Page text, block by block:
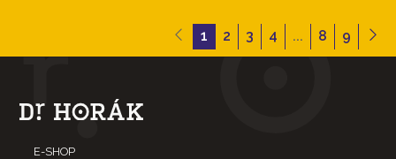
1 2 3 4 ... 8 9
E-SHOP